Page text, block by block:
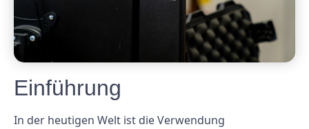
Einführung
In der heutigen Welt ist die Verwendung